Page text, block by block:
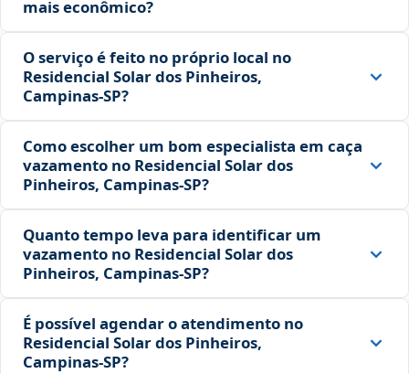
mais econômico?
O serviço é feito no próprio local no
Residencial Solar dos Pinheiros,
Campinas‑SP?
Como escolher um bom especialista em caça
vazamento no Residencial Solar dos
Pinheiros, Campinas‑SP?
Quanto tempo leva para identificar um
vazamento no Residencial Solar dos
Pinheiros, Campinas‑SP?
É possível agendar o atendimento no
Residencial Solar dos Pinheiros,
Campinas‑SP?